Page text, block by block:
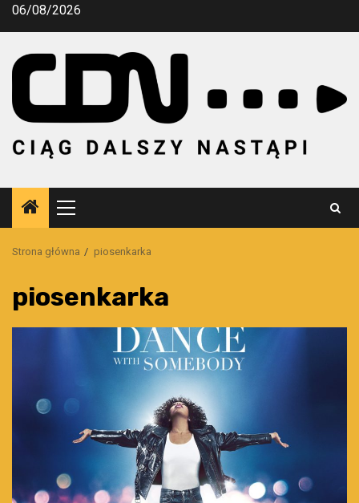
Przejdź
06/08/2026
Menu
główne
Strona główna piosenkarka
piosenkarka